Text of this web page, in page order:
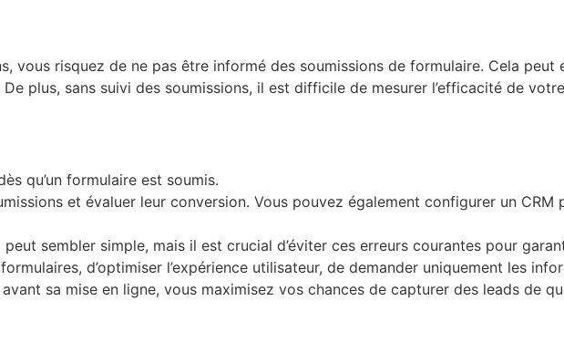
vous risquez de ne pas être informé des soumissions de formulaire. Cela peut
plus, sans suivi des soumissions, il est difficile de mesurer l’efficacité de votre
qu’un formulaire est soumis.
et évaluer leur conversion. Vous pouvez également configurer un CRM
sembler simple, mais il est crucial d’éviter ces erreurs courantes pour
d’optimiser l’expérience utilisateur, de demander uniquement les
sa mise en ligne, vous maximisez vos chances de capturer des leads de